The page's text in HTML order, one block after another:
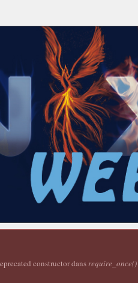
constructor dans require_once()